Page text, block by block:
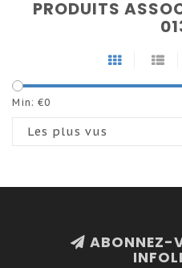
PRODUITS
Min: €0
Les plus vus
ABONNEZ-